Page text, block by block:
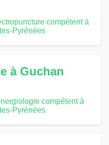
compétent à
Pyrénées
à Guchan
compétent à
Pyrénées